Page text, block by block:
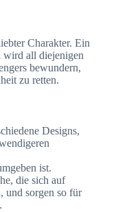
Charakter. Ein
wird all diejenigen
bewundern,
zu retten.
Designs,
ist.
die sich auf
und sorgen so für